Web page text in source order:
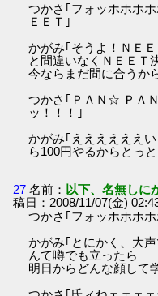
つかさ｢フォッホホホ
ＥＥＴ｣
かがみ｢そうよ！ＮＥ
と間違いなくＮＥＥＴ
今ならまだ間に合うか
つかさ｢ＰＡＮ☆ ＰＡ
ッ！！！｣
かがみ｢ええええええ
ら100円やるからとっ
27 名前： 以下、名無しに
稿日：2008/11/07(金)
つかさ｢フォッホホホ
かがみ｢とにかく、大
んて噂でも立ったら
明日からどんな顔して